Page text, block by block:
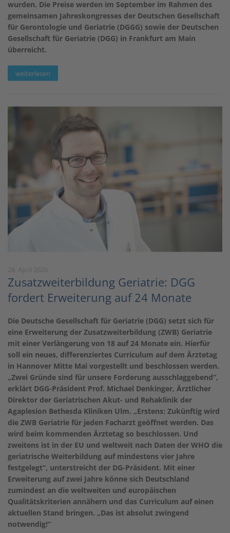
wurden. Die Preise werden im September im Rahmen des
gemeinsamen Jahreskongresses der Deutschen Gesellschaft
für Gerontologie und Geriatrie (DGGG) sowie der Deutschen
Gesellschaft für Geriatrie (DGG) in Frankfurt am Main
überreicht.
weiterlesen
Zusatzweiterbildung Geriatrie: DGG
fordert Erweiterung auf 24 Monate
Die Deutsche Gesellschaft für Geriatrie (DGG) setzt sich für
eine Erweiterung der Zusatzweiterbildung (ZWB) Geriatrie
mit einer Verlängerung von 18 auf 24 Monate ein. Hierfür
soll ein neues, differenziertes Curriculum auf dem Ärztetag
in Hannover Mitte Mai vorgestellt und beschlossen werden.
„Zwei Gründe sind für unsere Forderung ausschlaggebend“,
erklärt DGG-Präsident Prof. Michael Denkinger, Ärztlicher
Direktor der Geriatrischen Akut- und Rehaklinik der
Agaplesion Bethesda Kliniken Ulm. „Erstens: Zukünftig wird
die ZWB Geriatrie für jeden Facharzt geöffnet werden. Das
wird beim kommenden Ärztetag so beschlossen. Und
zweitens ist in der EU und weltweit nach Daten der WHO die
geriatrische Weiterbildung auf mindestens vier Jahre
festgelegt“, unterstreicht der DG-Präsident. Mit einer
Erweiterung auf zwei Jahre könne sich Deutschland
zumindest an die weltweiten und europäischen
Qualitätskriterien annähern und das Curriculum auf einen
aktuellen Stand bringen. „Das ist absolut zwingend
notwendig!“